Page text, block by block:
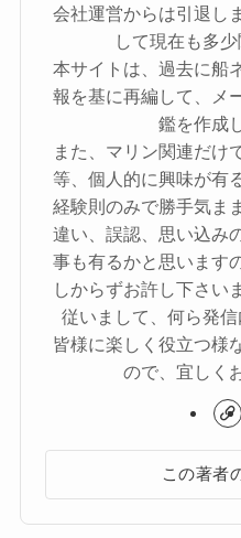
会社運営からは引退し
して現在も多少
本サイトは、過去に船
報を基に再編して、メ
鑑を作成
また、マリン関連だけ
等、個人的に興味が有
経験則のみで勝手気ま
違い、誤認、思い込み
事も有るかと思います
しからずお許し下さい
従いまして、何ら発信
皆様に楽しく役立つ様
ので、宜しく
この著者